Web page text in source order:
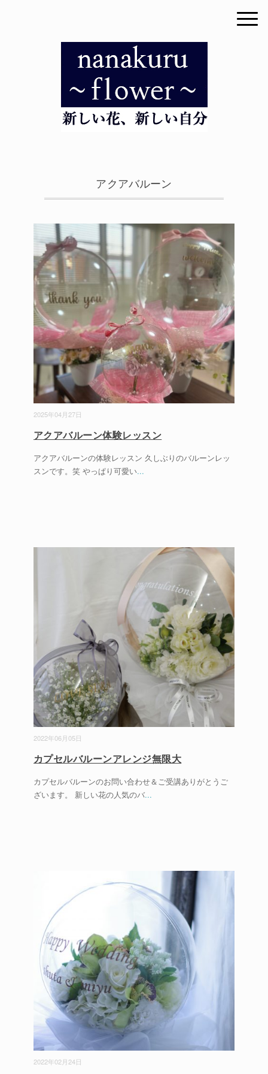
アクアバルーン
2025年04月27日
アクアバルーン体験レッスン
アクアバルーンの体験レッスン 久しぶりのバルーンレッ
スンです。笑 やっぱり可愛い...
2022年06月05日
カプセルバルーンアレンジ無限大
カプセルバルーンのお問い合わせ＆ご受講ありがとうご
ざいます。 新しい花の人気のバ...
2022年02月24日